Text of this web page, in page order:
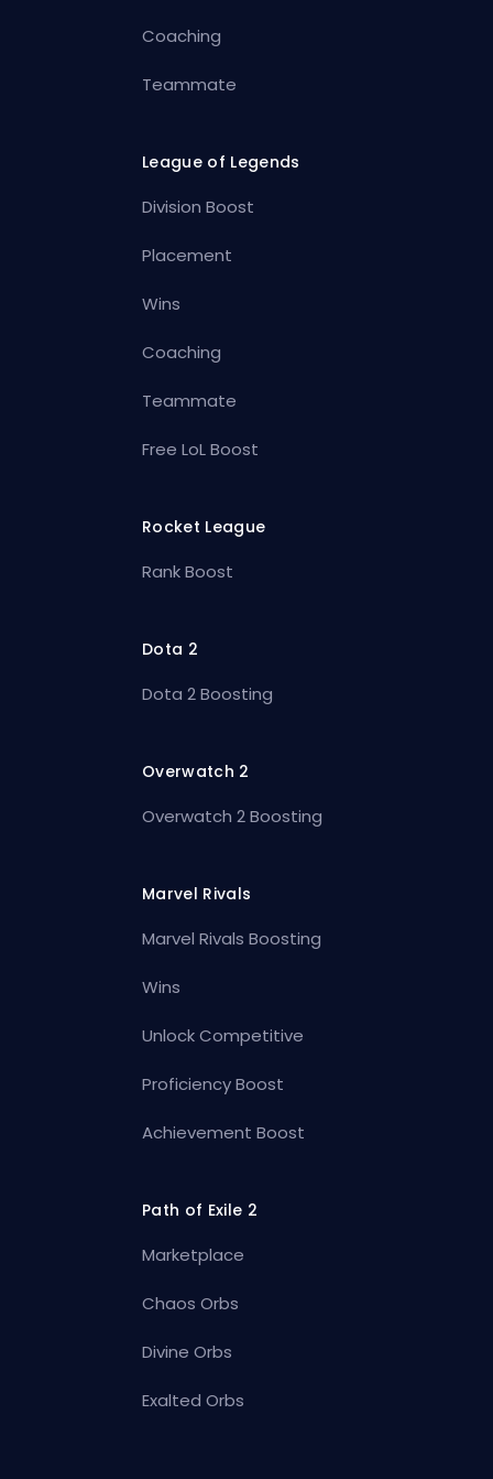
Coaching
Teammate
League of Legends
Division Boost
Placement
Wins
Coaching
Teammate
Free LoL Boost
Rocket League
Rank Boost
Dota 2
Dota 2 Boosting
Overwatch 2
Overwatch 2 Boosting
Marvel Rivals
Marvel Rivals Boosting
Wins
Unlock Competitive
Proficiency Boost
Achievement Boost
Path of Exile 2
Marketplace
Chaos Orbs
Divine Orbs
Exalted Orbs